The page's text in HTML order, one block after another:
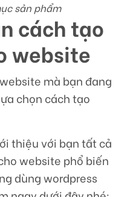
sản phẩm
cách tạo
website
mà bạn đang
chọn cách tạo
thiệu với bạn tất cả
website phổ biến
dùng wordpress